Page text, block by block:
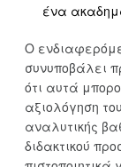
ένα
Ο
συνυποβάλει
ότι αυτά
αξιολόγηση
αναλυτικής
διδακτικού